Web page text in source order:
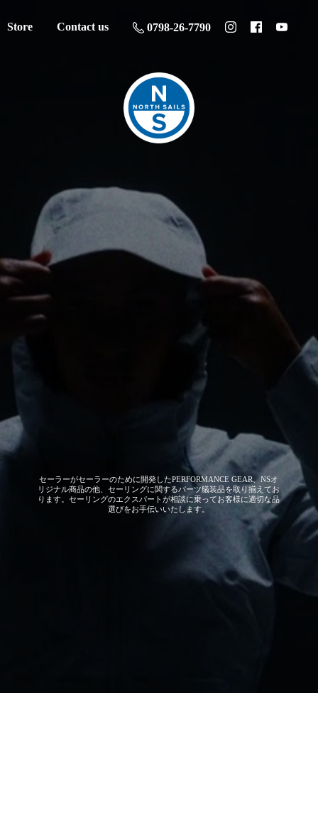
Store Contact us 0798-26-7790
セーラーがセーラーのために開発したPERFORMANCE GEAR、NSオ
リジナル商品の他、セーリングに関するパーツ艤装品を取り揃えてお
ります。セーリングのエクスパートが相談に乗ってお客様に適切な品
選びをお手伝いいたします。